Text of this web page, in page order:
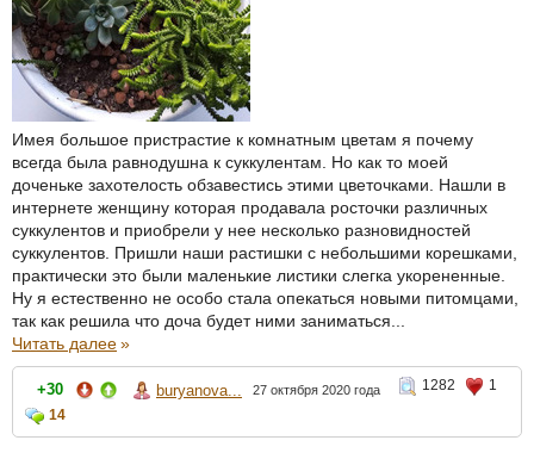
Имея большое пристрастие к комнатным цветам я почему
всегда была равнодушна к суккулентам. Но как то моей
доченьке захотелость обзавестись этими цветочками. Нашли в
интернете женщину которая продавала росточки различных
суккулентов и приобрели у нее несколько разновидностей
суккулентов. Пришли наши растишки с небольшими корешками,
практически это были маленькие листики слегка укорененные.
Ну я естественно не особо стала опекаться новыми питомцами,
так как решила что доча будет ними заниматься...
Читать далее»
+30 buryanova... 27 октября 2020 года 1282
1
14